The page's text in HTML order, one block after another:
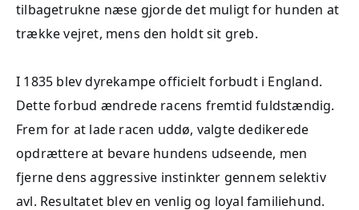
tilbagetrukne næse gjorde det muligt for hunden at
trække vejret, mens den holdt sit greb.
I 1835 blev dyrekampe officielt forbudt i England.
Dette forbud ændrede racens fremtid fuldstændig.
Frem for at lade racen uddø, valgte dedikerede
opdrættere at bevare hundens udseende, men
fjerne dens aggressive instinkter gennem selektiv
avl. Resultatet blev en venlig og loyal familiehund.